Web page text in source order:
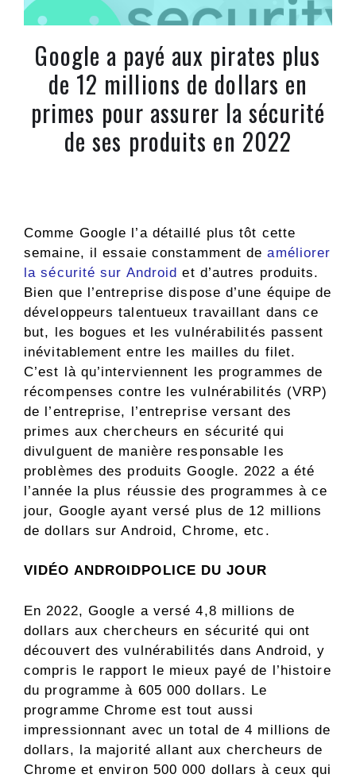
Google a payé aux pirates plus
de 12 millions de dollars en
primes pour assurer la sécurité
de ses produits en 2022
Comme Google l’a détaillé plus tôt cette
semaine, il essaie constamment deaméliorer
la sécurité sur Android et d’autres produits.
Bien que l’entreprise dispose d’une équipe de
développeurs talentueux travaillant dans ce
but, les bogues et les vulnérabilités passent
inévitablement entre les mailles du filet.
C’est là qu’interviennent les programmes de
récompenses contre les vulnérabilités (VRP)
de l’entreprise, l’entreprise versant des
primes aux chercheurs en sécurité qui
divulguent de manière responsable les
problèmes des produits Google. 2022 a été
l’année la plus réussie des programmes à ce
jour, Google ayant versé plus de 12 millions
de dollars sur Android, Chrome, etc.
VIDÉO ANDROIDPOLICE DU JOUR
En 2022, Google a versé 4,8 millions de
dollars aux chercheurs en sécurité qui ont
découvert des vulnérabilités dans Android, y
compris le rapport le mieux payé de l’histoire
du programme à 605 000 dollars. Le
programme Chrome est tout aussi
impressionnant avec un total de 4 millions de
dollars, la majorité allant aux chercheurs de
Chrome et environ 500 000 dollars à ceux qui